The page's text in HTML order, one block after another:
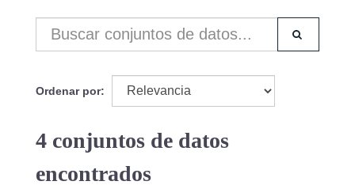
Ordenar por
4 conjuntos de datos
encontrados